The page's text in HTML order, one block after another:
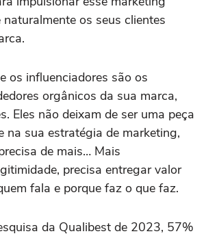
os seus clientes
os influenciadores são os
orgânicos da sua marca,
Eles não deixam de ser uma peça
na sua estratégia de marketing,
de mais… Mais
precisa entregar valor
fala e porque faz o que faz.
da Qualibest de 2023, 57%